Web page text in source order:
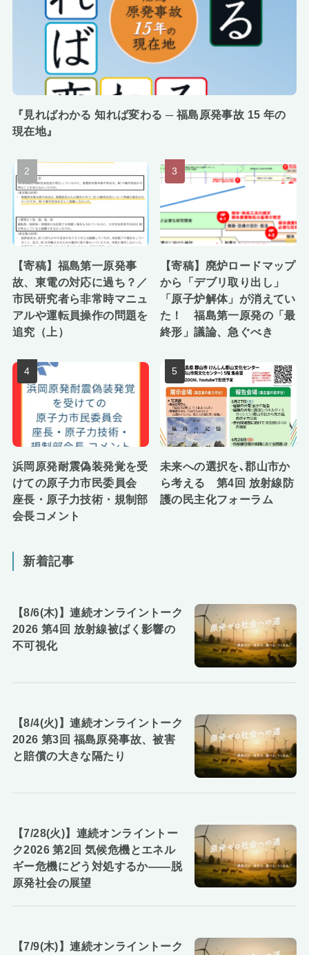
『見ればわかる 知れば変わる ─ 福島原発事故 15 年の
現在地』
【寄稿】福島第一原発事
故、東電の対応に過ち？／
市民研究者ら非常時マニュ
アルや運転員操作の問題を
追究（上）
【寄稿】廃炉ロードマップ
から「デブリ取り出し」
「原子炉解体」が消えてい
た！ 福島第一原発の「最
終形」議論、急ぐべき
浜岡原発耐震偽装発覚を受
けての原子力市民委員会
座長・原子力技術・規制部
会長コメント
未来への選択を､郡山市か
ら考える 第4回 放射線防
護の民主化フォーラム
新着記事
【8/6(木)】連続オンライントーク
2026 第4回 放射線被ばく影響の
不可視化
【8/4(火)】連続オンライントーク
2026 第3回 福島原発事故、被害
と賠償の大きな隔たり
【7/28(火)】連続オンライントー
ク2026 第2回 気候危機とエネル
ギー危機にどう対処するか――脱
原発社会の展望
【7/9(木)】連続オンライントーク